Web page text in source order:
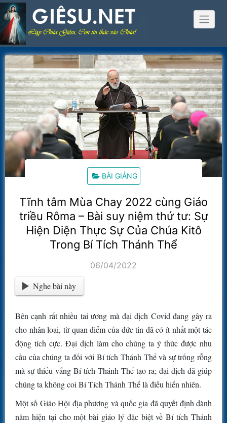
Skip
to
content
BÀI GIẢNG
Tĩnh tâm Mùa Chay 2022 cùng Giáo
triều Rôma – Bài suy niệm thứ tư: Sự
Hiện Diện Thực Sự Của Chúa Kitô
Trong Bí Tích Thánh Thể
06/04/2022
Nghe bài này
Bên cạnh rất nhiều tai ương mà đại dịch Covid đang gây ra
cho nhân loại, từ quan điểm của đức tin đã có ít nhất một tác
động tích cực. Đại dịch làm cho chúng ta ý thức được nhu
cầu của chúng ta đối với Bí tích Thánh Thể và sự trống rỗng
mà sự thiếu vắng Bí tích Thánh Thể tạo ra; đại dịch đã giúp
chúng ta không coi Bí Tích Thánh Thể là điều hiển nhiên.
Một số Giáo Hội địa phương và quốc gia đã quyết định dành
năm hiện tại cho một bài giáo lý đặc biệt về Bí tích Thánh